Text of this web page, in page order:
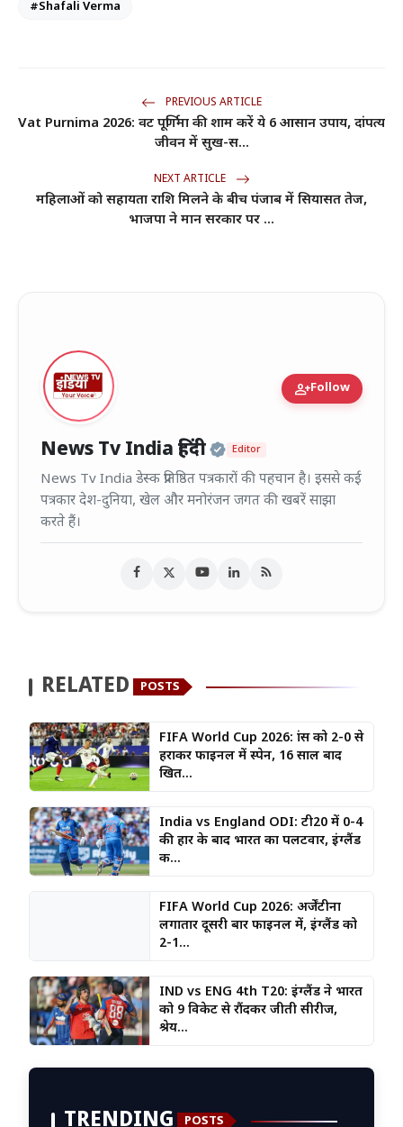
#Shafali Verma
PREVIOUS ARTICLE
Vat Purnima 2026: वट पूर्णिमा की शाम करें ये 6 आसान उपाय, दांपत्य
जीवन में सुख-स...
NEXT ARTICLE
महिलाओं को सहायता राशि मिलने के बीच पंजाब में सियासत तेज,
भाजपा ने मान सरकार पर ...
person_addFollow
News Tv India हिंदी Official | Verified
Editor
News Tv India डेस्क प्रतिष्ठित पत्रकारों की पहचान है। इससे कई
पत्रकार देश-दुनिया, खेल और मनोरंजन जगत की खबरें साझा
करते हैं।
RELATED POSTS
FIFA World Cup 2026: फ्रांस को 2-0 से
हराकर फाइनल में स्पेन, 16 साल बाद
खित...
India vs England ODI: टी20 में 0-4
की हार के बाद भारत का पलटवार, इंग्लैंड
क...
FIFA World Cup 2026: अर्जेंटीना
लगातार दूसरी बार फाइनल में, इंग्लैंड को
2-1...
IND vs ENG 4th T20: इंग्लैंड ने भारत
को 9 विकेट से रौंदकर जीती सीरीज,
श्रेय...
TRENDING POSTS